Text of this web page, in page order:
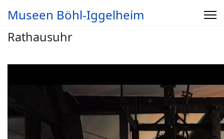
Museen Böhl-Iggelheim
Rathausuhr